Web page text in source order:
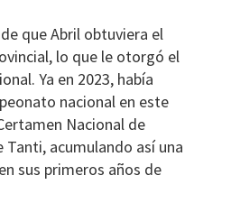
que Abril obtuviera el
lo que le otorgó el
Ya en 2023, había
nacional en este
Nacional de
Tanti, acumulando así una
sus primeros años de